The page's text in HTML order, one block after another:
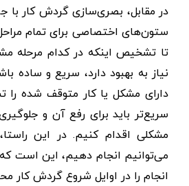
در مقابل، بصری‌سازی گردش کار با
ستون‌های اختصاصی برای تمام
تا تشخیص اینکه در کدام مرحله
نیاز به بهبود دارد، سریع و ساده
دارای مشکل یا کار متوقف شده
سریع‌تر باید برای رفع آن و
مشکلی اقدام کنیم. در این
می‌توانیم انجام دهیم، این است
انجام را در اوایل شروع گردش کار